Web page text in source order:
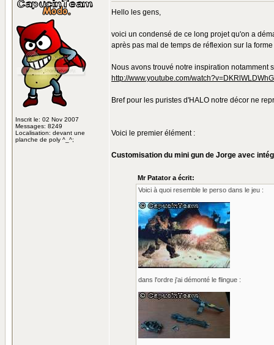
Inscrit le: 02 Nov 2007
Messages: 8249
Localisation: devant une
planche de poly ^_^;
Hello les gens,
voici un condensé de ce long projet qu'on a
après pas mal de temps de réflexion sur la
Nous avons trouvé notre inspiration notamment
http://www.youtube.com/
Bref pour les puristes d'HALO notre décor ne
Voici le premier élément :
Customisation du mini gun de Jorge avec
Mr Patator a écrit:
Voici à quoi resemble le perso dans le jeu :
dans l'ordre j'ai démonté le flingue :